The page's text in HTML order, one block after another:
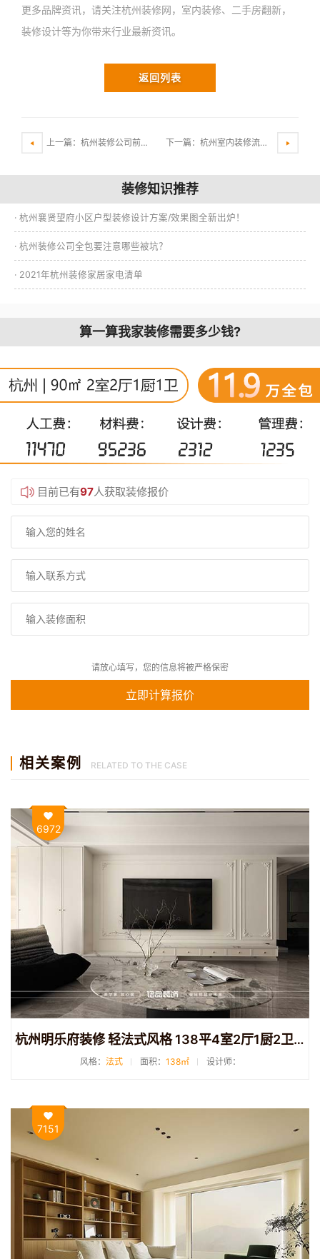
更多品牌资讯，请关注杭州装修网，室内装修、二手房翻新，
装修设计等为你带来行业最新资讯。
返回列表
上一篇：杭州装修公司前十强让家装无忧 下一篇：杭州室内装修流程总结
装修知识推荐
· 杭州襄贤望府小区户型装修设计方案/效果图全新出炉！
· 杭州装修公司全包要注意哪些被坑？
· 2021年杭州装修家居家电清单
算一算我家装修需要多少钱?
目前已有97人获取装修报价
请放心填写，您的信息将被严格保密
相关案例 RELATED TO THE CASE
6972
杭州明乐府装修 轻法式风格 138平4室2厅1厨2卫装修
风格： 法式 面积： 138㎡ 设计师：
7151